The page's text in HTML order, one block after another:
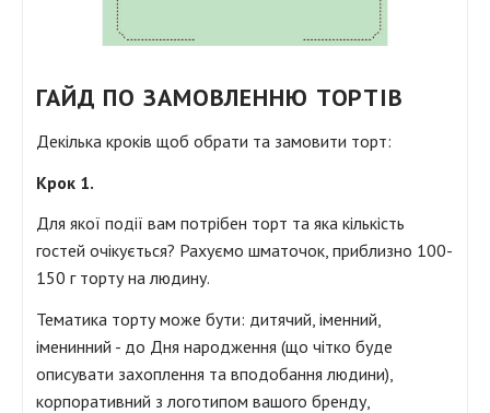
до
початку
галереї
ГАЙД ПО ЗАМОВЛЕННЮ ТОРТІВ
Декілька кроків щоб обрати та замовити торт:
Крок 1.
Для якої події вам потрібен торт та яка кількість
гостей очікується? Рахуємо шматочок, приблизно 100-
150 г торту на людину.
Тематика торту може бути: дитячий, іменний,
іменинний - до Дня народження (що чітко буде
описувати захоплення та вподобання людини),
корпоративний з логотипом вашого бренду,